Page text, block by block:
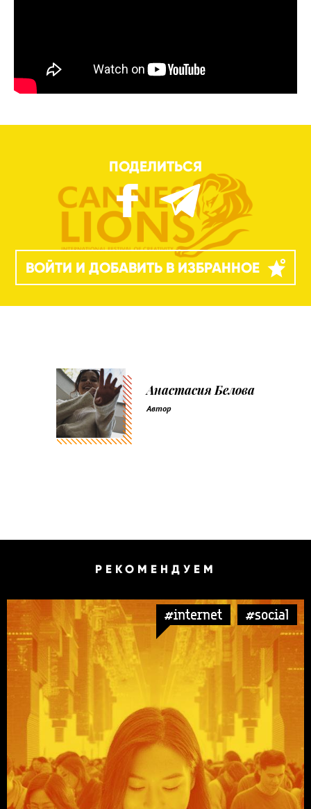
ПОДЕЛИТЬСЯ
ВОЙТИ И ДОБАВИТЬ В ИЗБРАННОЕ
Анастасия Белова
Автор
РЕКОМЕНДУЕМ
#internet #social